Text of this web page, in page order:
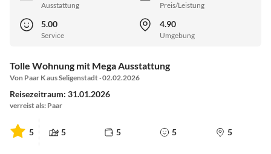
Ausstattung Preis/Leistung
5.00
Service
4.90
Umgebung
Tolle Wohnung mit Mega Ausstattung
Von Paar K aus Seligenstadt · 02.02.2026
Reisezeitraum: 31.01.2026
verreist als: Paar
5 5 5 5 5